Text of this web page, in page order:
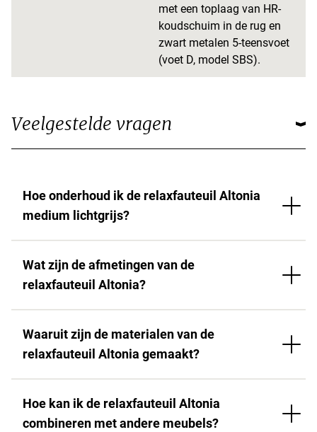
met een toplaag van HR-
koudschuim in de rug en
zwart metalen 5-teensvoet
(voet D, model SBS).
Veelgestelde vragen
Hoe onderhoud ik de relaxfauteuil Altonia
medium lichtgrijs?
Wat zijn de afmetingen van de
relaxfauteuil Altonia?
Waaruit zijn de materialen van de
relaxfauteuil Altonia gemaakt?
Hoe kan ik de relaxfauteuil Altonia
combineren met andere meubels?